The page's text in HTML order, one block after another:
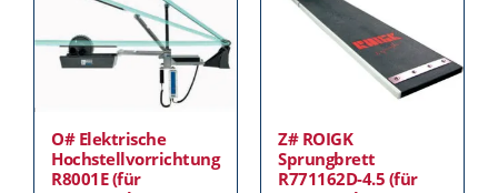
O# Elektrische
Hochstellvorrichtung
R8001E (für
Z# ROIGK
Sprungbrett
R771162D-4.5 (für